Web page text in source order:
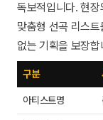
독보적입니다. 현
맞춤형 선곡 리스
없는 기획을 보장합
구분
아티스트명